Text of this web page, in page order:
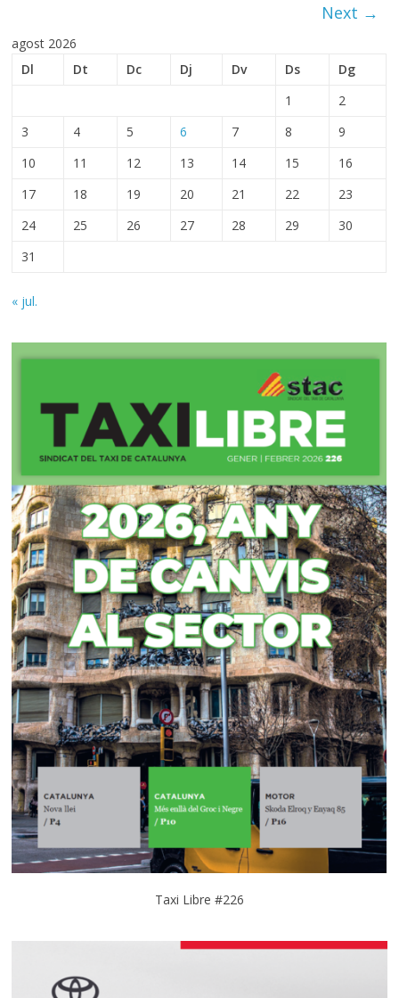
Next →
agost 2026
Dl
Dt Dc Dj Dv Ds
Dg
1
2
3
4 5 6 7 8
9
10
11 12 13 14 15
16
17
18 19 20 21 22
23
24
25 26 27 28 29
30
31
« jul.
Taxi Libre #226